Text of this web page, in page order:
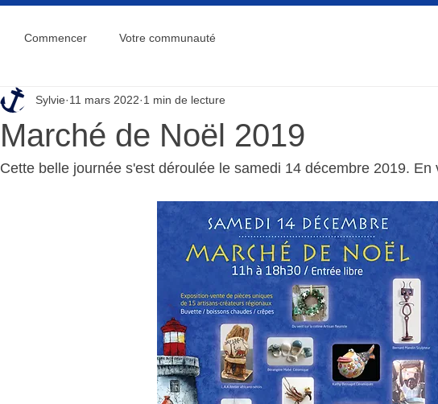
Commencer Votre communauté
Marché de Noël 2019
Sylvie 11 mars 2022 1 min de lecture
Cette belle journée s'est déroulée le samedi 14 décembre 2019. En